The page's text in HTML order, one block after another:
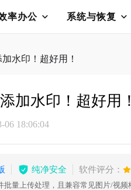
率办公 系统与恢复
水印！超好用！
加水印！超好用！
06 18:06:04
纯净安全 软件评分：
量上传处理，且兼容常见图片/视频